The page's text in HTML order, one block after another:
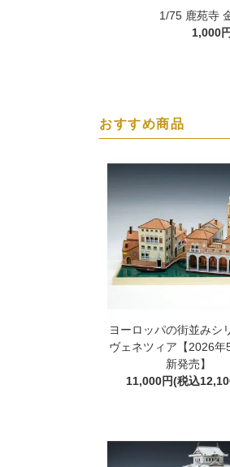
1/75 鹿苑寺
1,000
おすすめ商品
ヨーロッパの街並みシ
ヴェネツィア【2026年
新発売】
11,000円(税込